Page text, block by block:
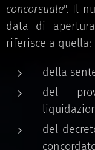
concorsuale". Il
data di
riferisce a quella:
della
del
del